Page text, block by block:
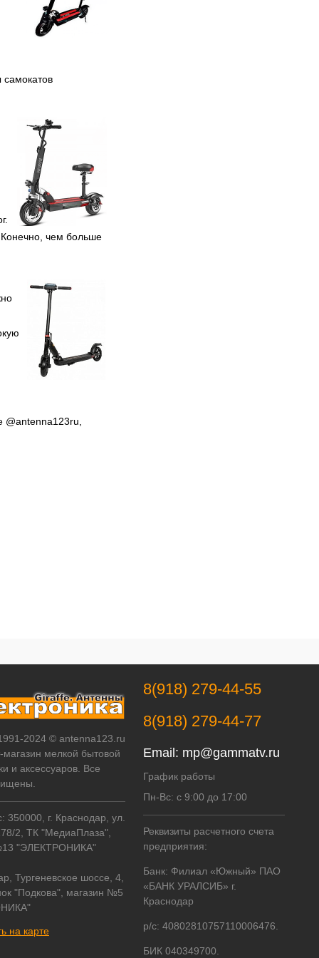
Конечно, чем больше
@antenna123ru,
2024 © antenna123.ru
магазин мелкой бытовой
и аксессуаров. Все
350000, г. Краснодар, ул.
2, ТК "МедиаПлаза",
"ЭЛЕКТРОНИКА"
Тургеневское шоссе, 4,
"Подкова", магазин №5
на карте
8(918) 279-44-55
8(918) 279-44-77
Email: mp@gammatv.ru
График работы
Пн-Вс: с 9:00 до 17:00
Реквизиты расчетного счета
предприятия:
Банк: Филиал «Южный» ПАО
«БАНК УРАЛСИБ» г.
Краснодар
р/с: 40802810757110006476.
БИК 040349700.